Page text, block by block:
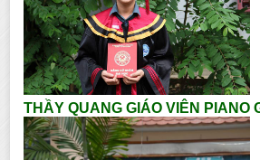
THẦY QUANG GIÁO VIÊN PIANO